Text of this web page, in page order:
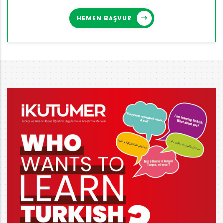
HEMEN BAŞVUR